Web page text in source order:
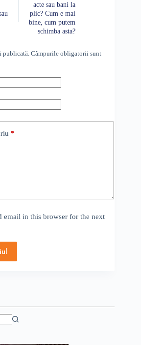
acte sau bani la
plic? Cum e mai
bine, cum putem
schimba asta?
publicată. Câmpurile obligatorii sunt
*
email in this browser for the next